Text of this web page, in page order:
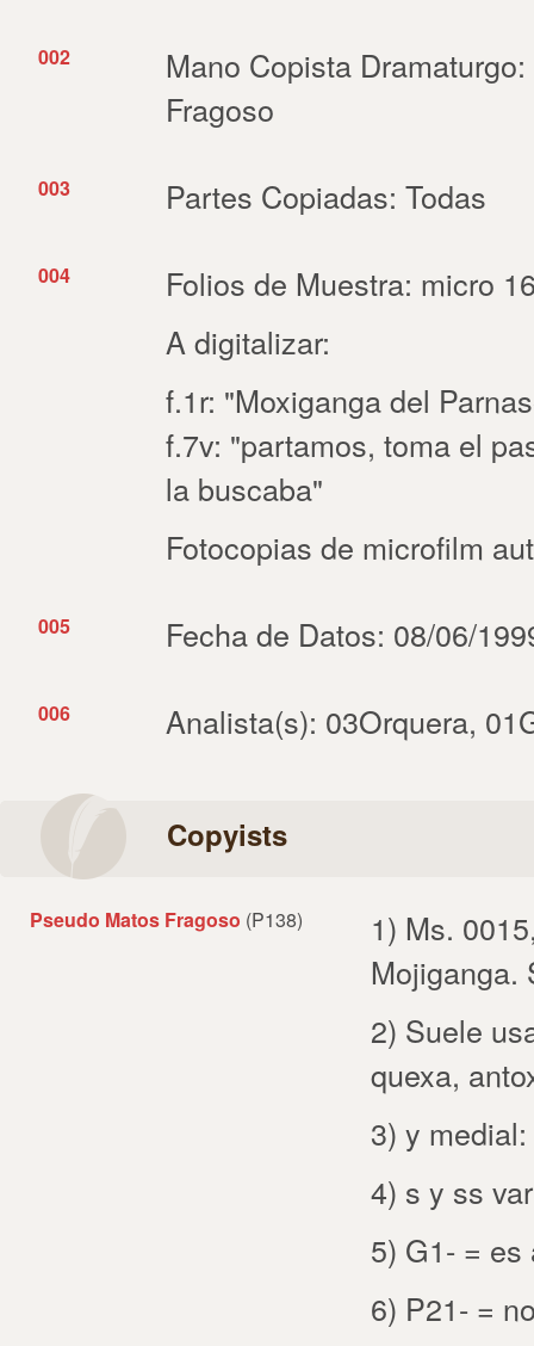
002
Mano Copista
Fragoso
003 Partes Copiadas: Todas
004
Folios de Muestra: micro
A digitalizar:
f.1r: "Moxiganga del
f.7v: "partamos, toma el
la buscaba"
Fotocopias de microfilm
005 Fecha de Datos: 08/06/
006 Analista(s): 03Orquera,
Copyists
Pseudo Matos Fragoso (P138)
1) Ms.
Mojiganga.
2) Suele
quexa,
3) y
4) s y ss
5) G1- =
6) P21- =